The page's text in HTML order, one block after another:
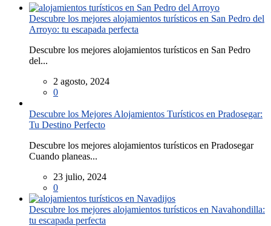
Descubre los mejores alojamientos turísticos en San Pedro del
Arroyo: tu escapada perfecta
Descubre los mejores alojamientos turísticos en San Pedro
del...
2 agosto, 2024
0
Descubre los Mejores Alojamientos Turísticos en Pradosegar:
Tu Destino Perfecto
Descubre los mejores alojamientos turísticos en Pradosegar
Cuando planeas...
23 julio, 2024
0
Descubre los mejores alojamientos turísticos en Navahondilla:
tu escapada perfecta